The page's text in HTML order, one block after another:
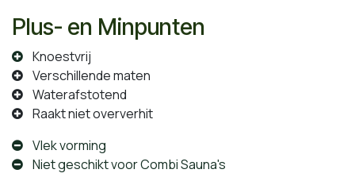
Plus- en Minpunten
Knoestvrij
Verschillende maten
Waterafstotend
Raakt niet oververhit
Vlek vorming
Niet geschikt voor Combi Sauna's